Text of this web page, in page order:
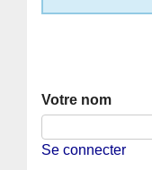
Votre nom
Se connecter